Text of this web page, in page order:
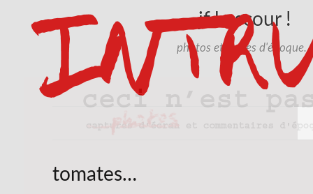
jf le scour !
photos et textes d'époque…
tomates…